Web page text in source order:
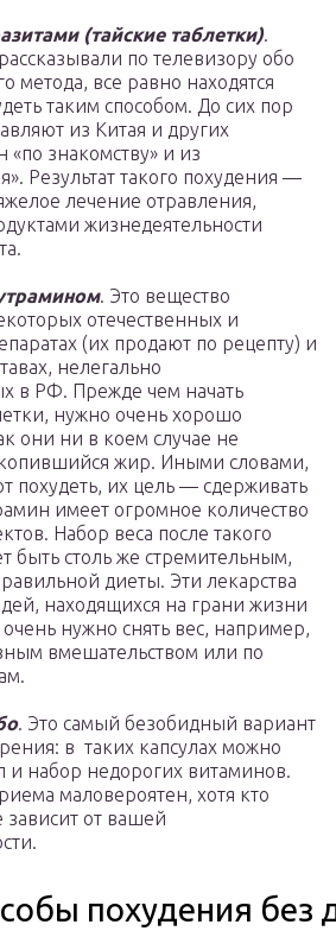
(тайские таблетки).
по телевизору обо
метода, все равно находятся
таким способом. До сих пор
из Китая и других
«по знакомству» и из
Результат такого похудения —
лечение отравления,
жизнедеятельности
. Это вещество
отечественных и
(их продают по рецепту) и
нелегально
в РФ. Прежде чем начать
нужно очень хорошо
они ни в коем случае не
жир. Иными словами,
похудеть, их цель — сдерживать
имеет огромное количество
Набор веса после такого
быть столь же стремительным,
диеты. Эти лекарства
находящихся на грани жизни
очень нужно снять вес, например,
вмешательством или по
. Это самый безобидный вариант
в таких капсулах можно
и набор недорогих витаминов.
маловероятен, хотя кто
от вашей
похудения без